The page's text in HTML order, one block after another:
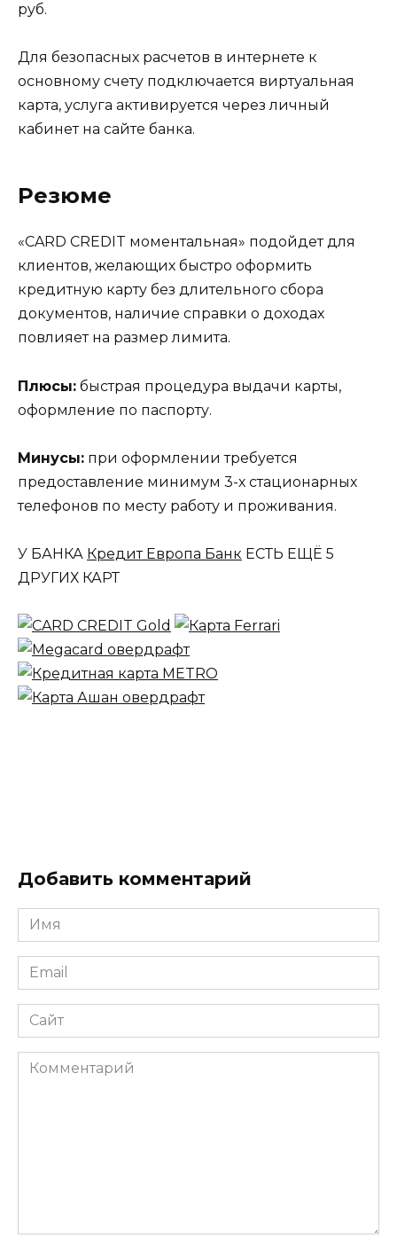
руб.
Для безопасных расчетов в интернете к
основному счету подключается виртуальная
карта, услуга активируется через личный
кабинет на сайте банка.
Резюме
«CARD CREDIT моментальная» подойдет для
клиентов, желающих быстро оформить
кредитную карту без длительного сбора
документов, наличие справки о доходах
повлияет на размер лимита.
Плюсы: быстрая процедура выдачи карты,
оформление по паспорту.
Минусы: при оформлении требуется
предоставление минимум 3-х стационарных
телефонов по месту работу и проживания.
У БАНКА Кредит Европа Банк ЕСТЬ ЕЩЁ 5
ДРУГИХ КАРТ
Добавить комментарий
Имя
*
Email
*
Сайт
Комментарий